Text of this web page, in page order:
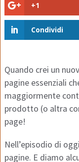
+1
Condividi
Quando crei un
pagine essenziali
maggiormente
prodotto (o altra
page!
Nell’episodio di
pagine. E diamo